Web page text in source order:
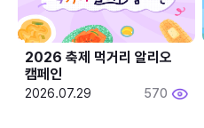
2026 축제 먹거리 알리오
캠페인
2026.07.29 570